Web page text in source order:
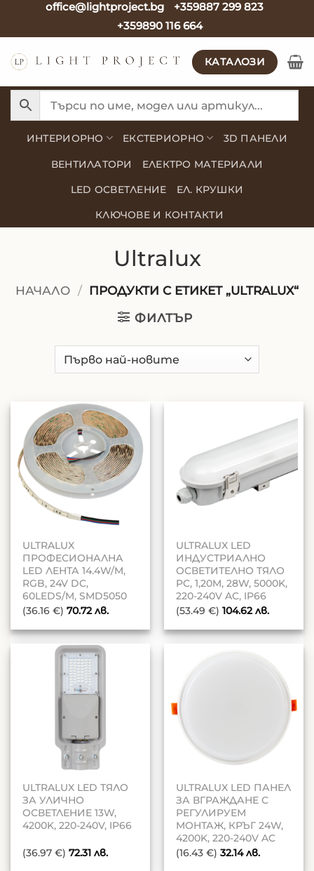
office@lightproject.bg
+359887 299 823
+359890 116 664
КАТАЛОЗИ
ИНТЕРИОРНО ЕКСТЕРИОРНО 3D ПАНЕЛИ
ВЕНТИЛАТОРИ ЕЛЕКТРО МАТЕРИАЛИ
LED ОСВЕТЛЕНИЕ ЕЛ. КРУШКИ
КЛЮЧОВЕ И КОНТАКТИ
Ultralux
НАЧАЛО / ПРОДУКТИ С ЕТИКЕТ „ULTRALUX“
ФИЛТЪР
ULTRALUX
ПРОФЕСИОНАЛНА
LED ЛЕНТА 14.4W/M,
RGB, 24V DC,
60LEDS/M, SMD5050
(36.16 €) 70.72лв.
ULTRALUX LED
ИНДУСТРИАЛНО
ОСВЕТИТЕЛНО ТЯЛО
PC, 1,20M, 28W, 5000K,
220-240V AC, IP66
(53.49 €) 104.62лв.
ULTRALUX LED ТЯЛО
ЗА УЛИЧНО
ОСВЕТЛЕНИЕ 13W,
4200K, 220-240V, IP66
(36.97 €) 72.31лв.
ULTRALUX LED ПАНЕЛ
ЗА ВГРАЖДАНЕ С
РЕГУЛИРУЕМ
МОНТАЖ, КРЪГ 24W,
4200K, 220-240V AC
(16.43 €) 32.14лв.